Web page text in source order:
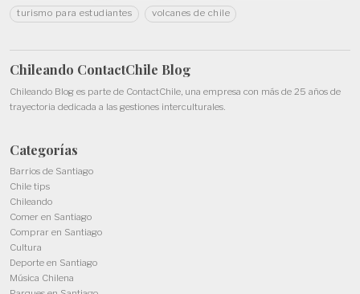
turismo para estudiantes volcanes de chile
Chileando ContactChile Blog
Chileando Blog es parte de ContactChile , una empresa con más de 25 años de
trayectoria dedicada a las gestiones interculturales.
Categorías
Barrios de Santiago
Chile tips
Chileando
Comer en Santiago
Comprar en Santiago
Cultura
Deporte en Santiago
Música Chilena